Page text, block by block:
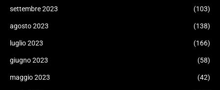
settembre 2023 (103)
agosto 2023 (138)
luglio 2023 (166)
giugno 2023 (58)
maggio 2023 (42)